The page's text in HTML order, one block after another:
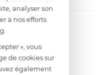
analyser son
à nos efforts
», vous
de cookies sur
également